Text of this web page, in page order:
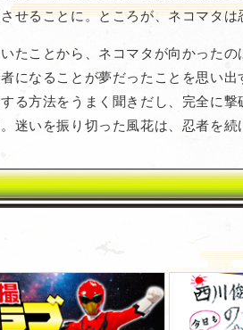
せることに。ところが、ネコマタは
たことから、ネコマタが向かった
になることが夢だったことを思い
る方法をうまく聞きだし、完全に
迷いを振り切った風花は、忍者を続